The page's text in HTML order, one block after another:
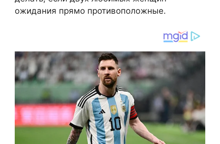
ожидания прямо противоположные.